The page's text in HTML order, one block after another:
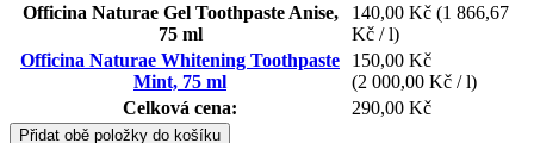
Officina Naturae Gel Toothpaste Anise,
75 ml
140,00 Kč (1 866,67
Kč / l)
Officina Naturae Whitening Toothpaste
Mint, 75 ml
150,00 Kč
(2 000,00 Kč / l)
Celková cena:
290,00 Kč
Přidat obě položky do košíku